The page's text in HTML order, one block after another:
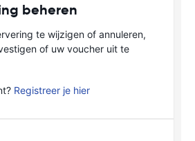
beheren
te wijzigen of annuleren,
of uw voucher uit te
Registreer je hier